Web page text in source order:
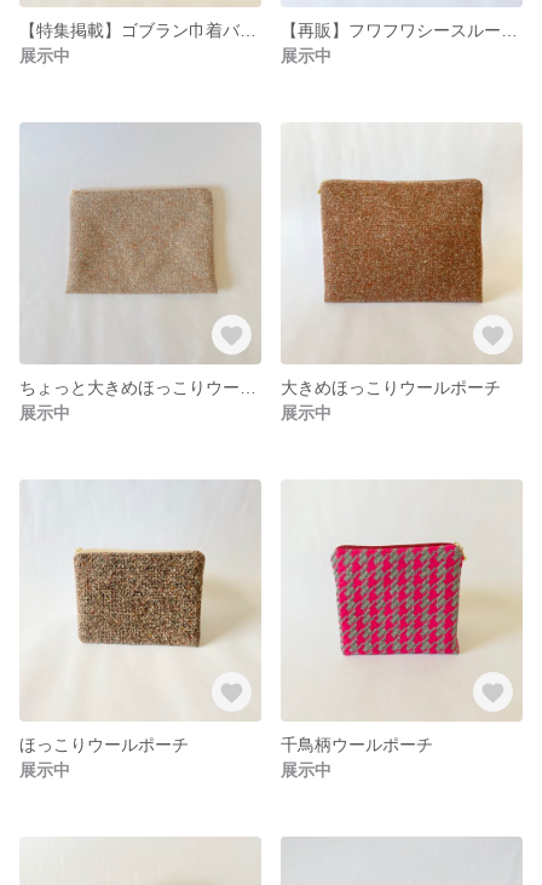
【特集掲載】ゴブラン巾着バッグ
展示中
展示中
展示中
大きめほっこりウールポーチ
展示中
ほっこりウールポーチ
展示中
千鳥柄ウールポーチ
展示中